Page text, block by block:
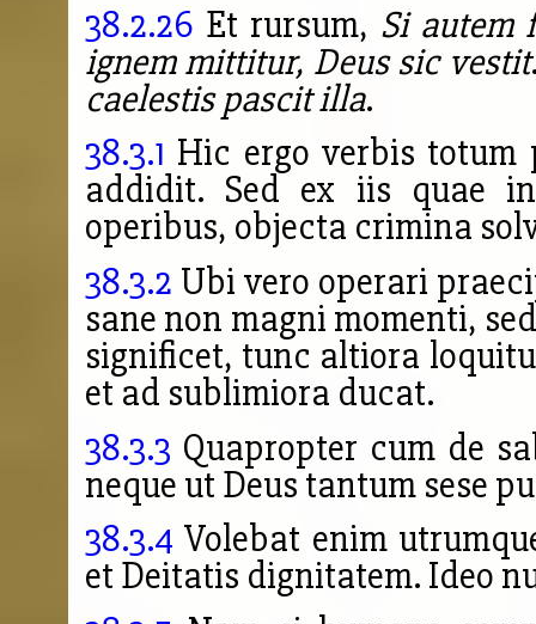
38.2.26 Et rursum, Si autem
ignem mittitur, Deus sic vestit
caelestis pascit illa.
38.3.1 Hic ergo verbis
addidit. Sed ex iis quae
operibus, objecta crimina
38.3.2 Ubi vero operari
sane non magni momenti,
significet, tunc altiora
et ad sublimiora ducat.
38.3.3 Quapropter cum de
neque ut Deus tantum sese
38.3.4 Volebat enim
et Deitatis dignitatem. Ideo